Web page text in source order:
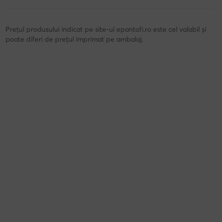
Prețul produsului indicat pe site-ul epantofi.ro este cel valabil și
poate diferi de prețul imprimat pe ambalaj.